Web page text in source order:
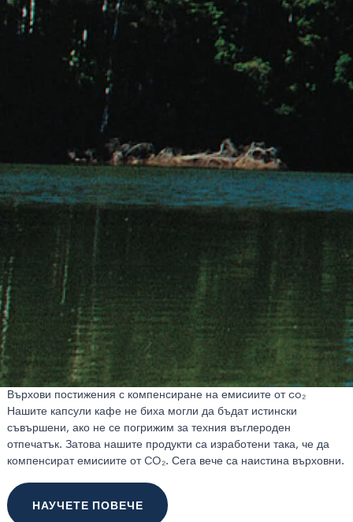
Върхови постижения с компенсиране на емисиите от co₂
Нашите капсули кафе не биха могли да бъдат истински
съвършени, ако не се погрижим за техния въглероден
отпечатък. Затова нашите продукти са изработени така, че да
компенсират емисиите от CO₂. Сега вече са наистина върховни.
НАУЧЕТЕ ПОВЕЧЕ